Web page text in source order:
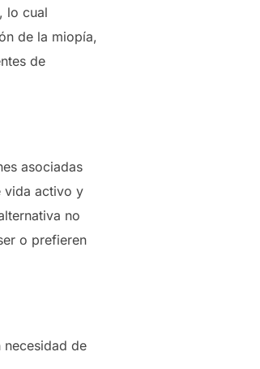
lo cual
de la miopía,
de
asociadas
vida activo y
no
o prefieren
necesidad de